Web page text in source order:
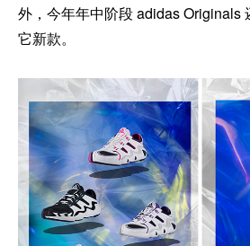
外，今年年中阶段 adidas Originals
它新款。